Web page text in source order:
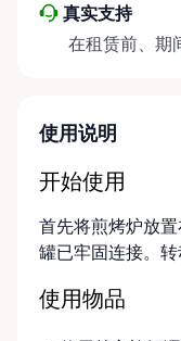
真实支持
在租赁前、期
使用说明
开始使用
首先将煎烤炉放
罐已牢固连接。转
使用物品